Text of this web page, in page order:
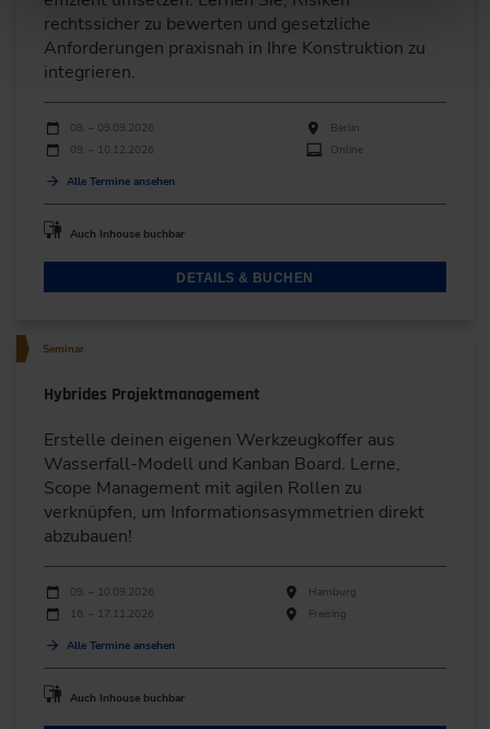
rechtssicher zu bewerten und gesetzliche
Anforderungen praxisnah in Ihre Konstruktion zu
integrieren.
Durchführungen
Veranstaltungsdatum
08. – 09.09.2026
Berlin
09. – 10.12.2026
Online
Alle Termine ansehen
Auch Inhouse buchbar
DETAILS & BUCHEN
Seminar
Hybrides Projektmanagement
Erstelle deinen eigenen Werkzeugkoffer aus
Wasserfall-Modell und Kanban Board. Lerne,
Scope Management mit agilen Rollen zu
verknüpfen, um Informationsasymmetrien direkt
abzubauen!
Durchführungen
Veranstaltungsdatum
09. – 10.09.2026
Hamburg
16. – 17.11.2026
Freising
Alle Termine ansehen
Auch Inhouse buchbar